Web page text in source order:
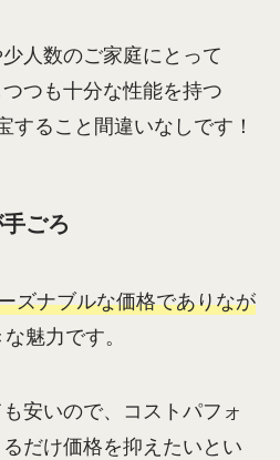
人数のご家庭にとって
つも十分な性能を持つ
すること間違いなしです！
ごろ
ズナブルな価格でありなが
魅力です。
安いので、コストパフォ
だけ価格を抑えたいとい